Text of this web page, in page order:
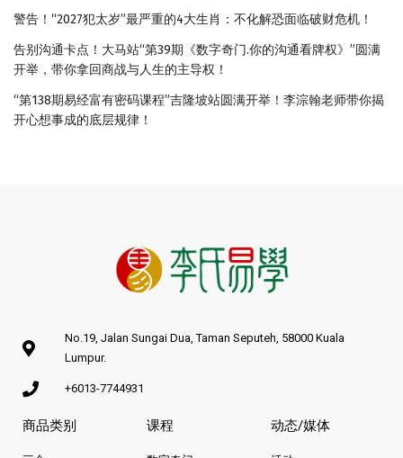
警告！“2027犯太岁”最严重的4大生肖：不化解恐面临破财危机！
告别沟通卡点！大马站“第39期《数字奇门.你的沟通看牌权》”圆满
开举，带你拿回商战与人生的主导权！
“第138期易经富有密码课程”吉隆坡站圆满开举！李淙翰老师带你揭
开心想事成的底层规律！
No.19, Jalan Sungai Dua, Taman Seputeh, 58000 Kuala
Lumpur.
+6013-7744931
商品类别 课程 动态/媒体